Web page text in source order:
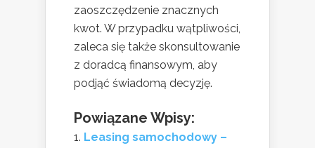
zaoszczędzenie znacznych
kwot. W przypadku wątpliwości,
zaleca się także skonsultowanie
z doradcą finansowym, aby
podjąć świadomą decyzję.
Powiązane Wpisy:
Leasing samochodowy –